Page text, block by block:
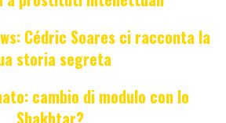
Cédric Soares ci racconta la
storia segreta
cambio di modulo con lo
Shakhtar?